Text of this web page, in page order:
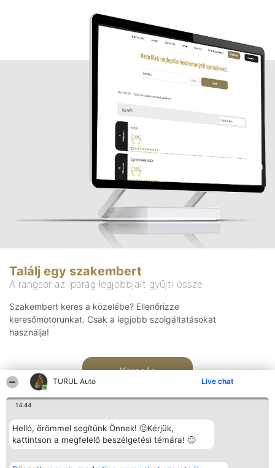
TURUL Auto Live chat
14:44
Helló, örömmel segítünk Önnek! 🙂Kérjük,
kattintson a megfelelő beszélgetési témára! 🙂
Találj egy szakembert
A rangsor az iparág legjobbjait gyűjti össze
Szakembert keres a közelébe? Ellenőrizze
keresőmotorunkat. Csak a legjobb szolgáltatásokat
használja!
Keresés
Rangsorszervező Népszavazás Elérhetőség